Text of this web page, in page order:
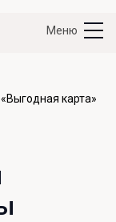
Меню
карта»